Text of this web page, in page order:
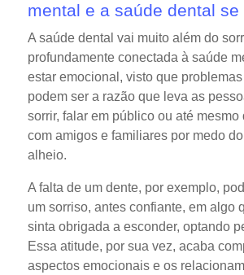
mental e a saúde dental se
A saúde dental vai muito além do
profundamente conectada à saúde
estar emocional, visto que
podem ser a razão que leva as
sorrir, falar em público ou até mesmo
com amigos e familiares por medo
alheio.
A falta de um dente, por exemplo,
um sorriso, antes confiante, em algo
sinta obrigada a esconder, optando
Essa atitude, por sua vez, acaba
aspectos emocionais e os